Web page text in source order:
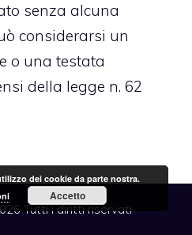
senza alcuna
considerarsi un
o una testata
della legge n. 62
Tutti i diritti riservati
dei cookie da parte nostra.
Accetto